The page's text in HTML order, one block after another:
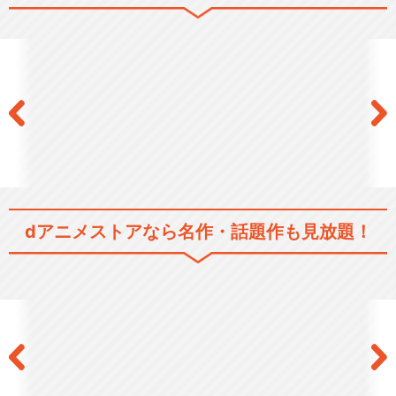
「30歳まで童貞だと魔法使い
dアニメストアなら名作・話題作も見放題！